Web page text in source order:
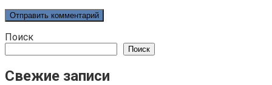
Поиск
Поиск
Свежие записи